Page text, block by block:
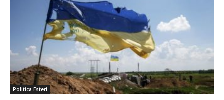
Politica Esteri